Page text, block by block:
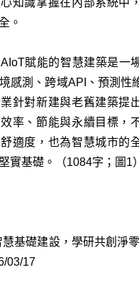
。
賦能的智慧建築是一
感測、跨域API、預測性
針對新建與老舊建築提
率、節能與永續目標，
適度，也為智慧城市的
實基礎。（1084字；圖1）
基礎建設，學研共創淨
03/17